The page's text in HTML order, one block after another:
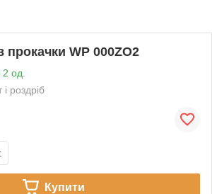
прокачки WP 000ZO2
од.
роздріб
Купити